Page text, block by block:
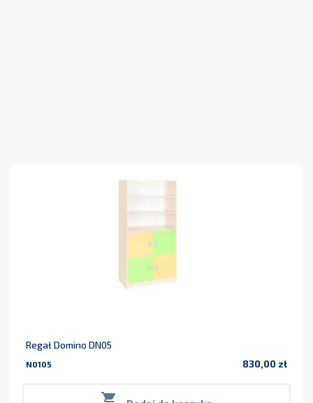
Regał Domino DN05
N0105 830,00 zł
